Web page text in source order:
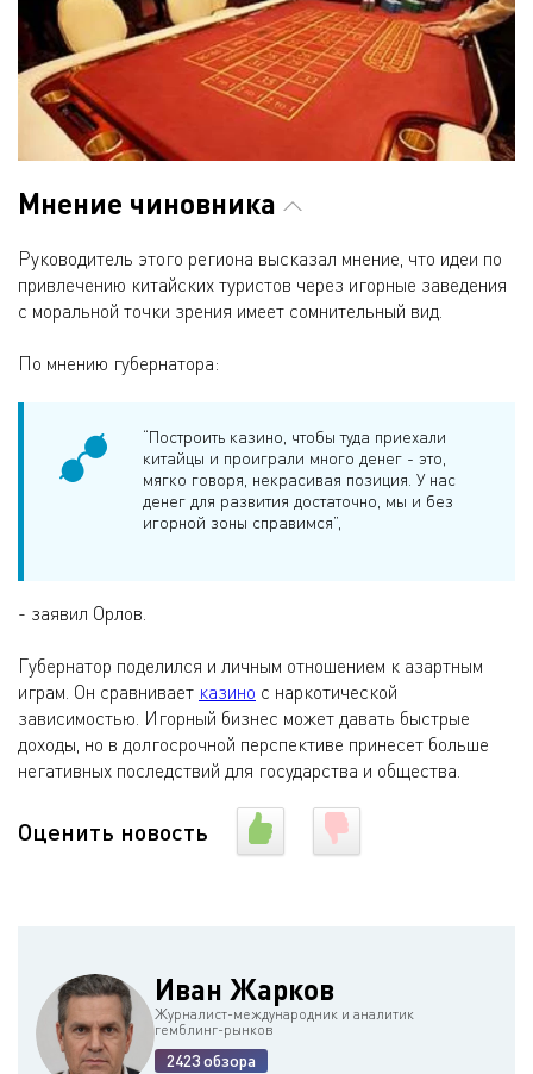
Мнение чиновника
Руководитель этого региона высказал мнение, что идеи по
привлечению китайских туристов через игорные заведения
с моральной точки зрения имеет сомнительный вид.
По мнению губернатора:
“Построить казино, чтобы туда приехали
китайцы и проиграли много денег - это,
мягко говоря, некрасивая позиция. У нас
денег для развития достаточно, мы и без
игорной зоны справимся”,
- заявил Орлов.
Губернатор поделился и личным отношением к азартным
играм. Он сравнивает казино с наркотической
зависимостью. Игорный бизнес может давать быстрые
доходы, но в долгосрочной перспективе принесет больше
негативных последствий для государства и общества.
Оценить новость
Иван Жарков
Журналист-международник и аналитик
гемблинг-рынков
2423 обзора